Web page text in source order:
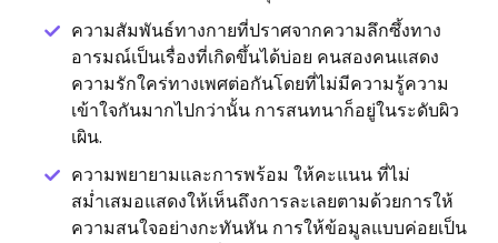
ความสัมพันธ์ทางกายที่ปราศจากความลึกซึ้งทาง
อารมณ์เป็นเรื่องที่เกิดขึ้นได้บ่อย คนสองคนแสดง
ความรักใคร่ทางเพศต่อกันโดยที่ไม่มีความรู้ความ
เข้าใจกันมากไปกว่านั้น การสนทนาก็อยู่ในระดับผิว
เผิน.
ความพยายามและการพร้อม ให้คะแนน ที่ไม่
สม่ำเสมอแสดงให้เห็นถึงการละเลยตามด้วยการให้
ความสนใจอย่างกะทันหัน การให้ข้อมูลแบบค่อยเป็น